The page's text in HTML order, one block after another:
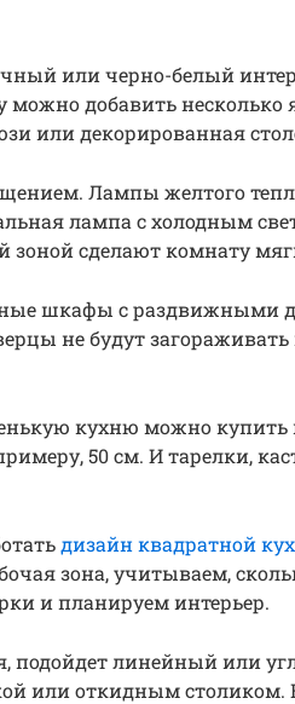
или черно-белый
можно добавить несколько
или декорированная
Лампы желтого
лампа с холодным
зоной сделают комнату
шкафы с
не будут загораживать
кухню можно
50 см. И тарелки,
дизайн квадратной
зона, учитываем,
и планируем интерьер.
подойдет линейный или
или откидным столиком.